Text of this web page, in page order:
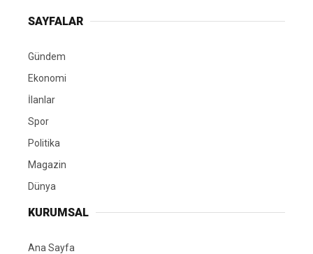
SAYFALAR
Gündem
Ekonomi
İlanlar
Spor
Politika
Magazin
Dünya
KURUMSAL
Ana Sayfa